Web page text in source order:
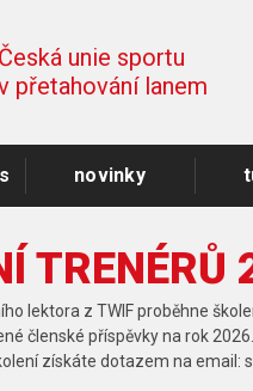
Česká unie sportu
přetahování lanem
novinky
TRENÉRŮ
lektora z TWIF proběhne
členské příspěvky na rok
získáte dotazem na email: